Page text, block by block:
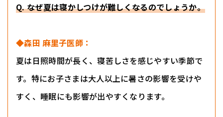
Q. なぜ夏は寝かしつけが難しくなるのでしょうか。
◆森田 麻里子医師：
夏は日照時間が長く、寝苦しさを感じやすい季節で
す。特にお子さまは大人以上に暑さの影響を受けや
すく、睡眠にも影響が出やすくなります。